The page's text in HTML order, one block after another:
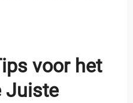
voor het
Juiste